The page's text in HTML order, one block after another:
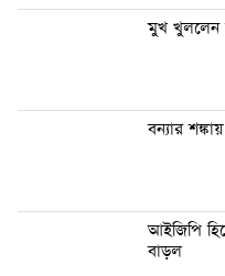
মুখ খুললেন
বন্যার
আইজিপি
বাড়ল